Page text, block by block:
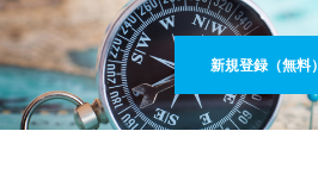
新規登録（無料）